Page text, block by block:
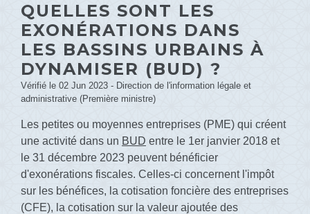
QUELLES SONT LES
EXONÉRATIONS DANS
LES BASSINS URBAINS À
DYNAMISER (BUD) ?
Vérifié le 02 Jun 2023 - Direction de l'information légale et
administrative (Première ministre)
Les petites ou moyennes entreprises (PME) qui créent
une activité dans un BUD entre le 1er janvier 2018 et
le 31 décembre 2023 peuvent bénéficier
d'exonérations fiscales. Celles-ci concernent l'impôt
sur les bénéfices, la cotisation foncière des entreprises
(CFE), la cotisation sur la valeur ajoutée des